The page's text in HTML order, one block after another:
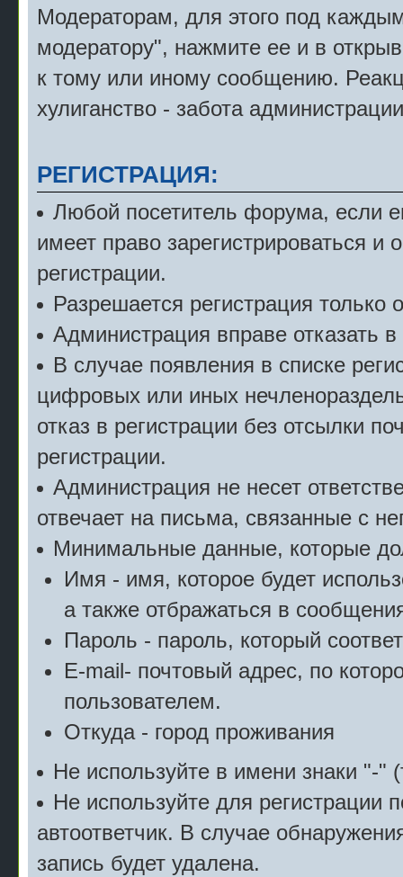
Модераторам, для этого под
модератору", нажмите ее и в
к тому или иному сообщению.
хулиганство - забота
РЕГИСТРАЦИЯ:
Любой посетитель форума, если
имеет право зарегистрироваться и
регистрации.
Разрешается регистрация только
Администрация вправе отказать
В случае появления в списке
цифровых или иных
отказ в регистрации без отсылки
регистрации.
Администрация не несет
отвечает на письма, связанные с
Минимальные данные, которые
Имя - имя, которое будет
а также отбражаться в
Пароль - пароль, который
E-mail- почтовый адрес, по
пользователем.
Откуда - город проживания
Не используйте в имени знаки "-"
Не используйте для регистрации
автоответчик. В случае
запись будет удалена.